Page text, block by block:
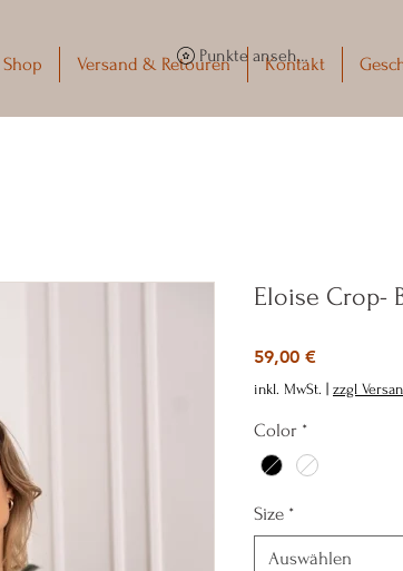
Shop Versand & Retouren Kontakt
Punkte ansehen
Eloise Crop-
59,00 €Preis
inkl. MwSt. zzgl
Color *
Size *
Auswählen